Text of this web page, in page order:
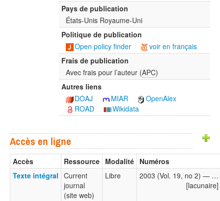
Pays de publication
États-Unis Royaume-Uni
Politique de publication
Open policy finder
voir en français
Frais de publication
Avec frais pour l’auteur (APC)
Autres liens
DOAJ
MIAR
OpenAlex
ROAD
Wikidata
Accès en ligne
Accès Ressource Modalité Numéros
Texte intégral Current
journal
(site web)
Libre
2003 (Vol. 19, no 2) — …
[lacunaire]